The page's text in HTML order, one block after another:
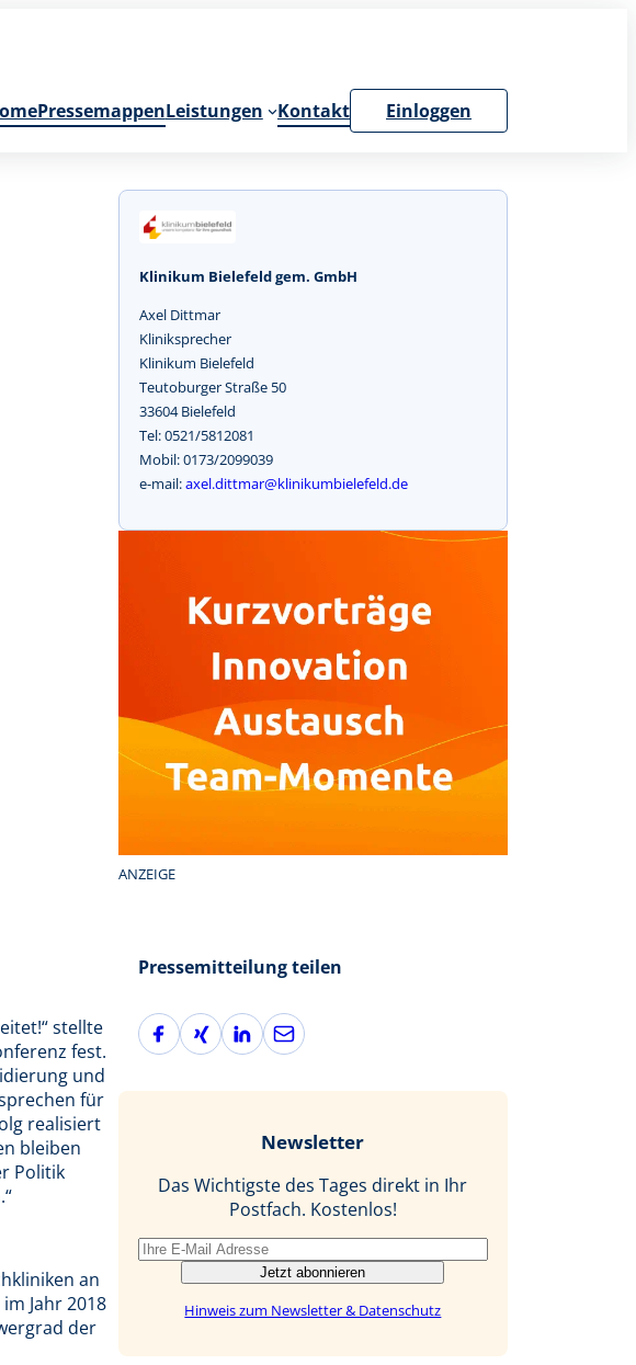
PressemappenLeistungen Kontakt Einloggen
stellte
fest.
und
für
realisiert
bleiben
Politik
an
Jahr 2018
der
Klinikum Bielefeld gem. GmbH
Axel Dittmar
Kliniksprecher
Klinikum Bielefeld
Teutoburger Straße 50
33604 Bielefeld
Tel: 0521/5812081
Mobil: 0173/2099039
e-mail:axel.dittmar@klinikumbielefeld.de
ANZEIGE
Pressemitteilung teilen
F
a
X
i
L
i
n
E
-
l
Newsletter
Das Wichtigste des Tages direkt in Ihr
Postfach. Kostenlos!
Jetzt abonnieren
Hinweis zum Newsletter & Datenschutz